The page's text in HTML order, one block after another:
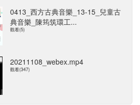
0413_西方古典音樂_13-15_兒童古
典音樂_陳筠筑環工...
觀看(5)
20211108_webex.mp4
觀看(347)